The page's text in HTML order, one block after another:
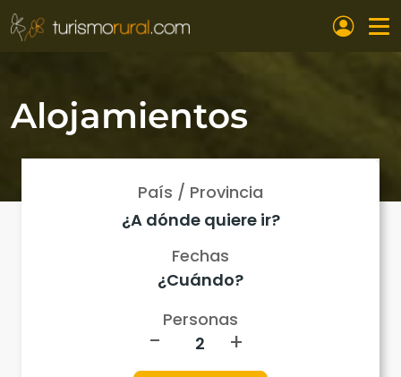
Pasar al contenido principal
Alojamientos
País / Provincia
Fechas
Personas
- +